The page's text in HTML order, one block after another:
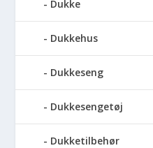
Dukke
Dukkehus
Dukkeseng
Dukkesengetøj
Dukketilbehør